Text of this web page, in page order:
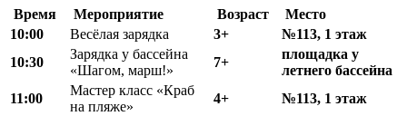
Время Мероприятие Возраст
Место
10:00
Весёлая зарядка 3+
№113, 1 этаж
10:30
Зарядка у бассейна
«Шагом, марш!»
7+
площадка у
летнего бассейна
11:00
Мастер класс «Краб
на пляже»
4+ №113, 1 этаж